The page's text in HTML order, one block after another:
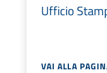
Ufficio
VAI ALLA